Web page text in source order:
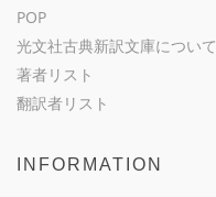
POP
光文社古典新訳文庫について
著者リスト
翻訳者リスト
INFORMATION